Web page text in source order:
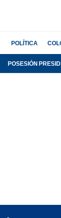
POLÍTICA
POSESIÓN